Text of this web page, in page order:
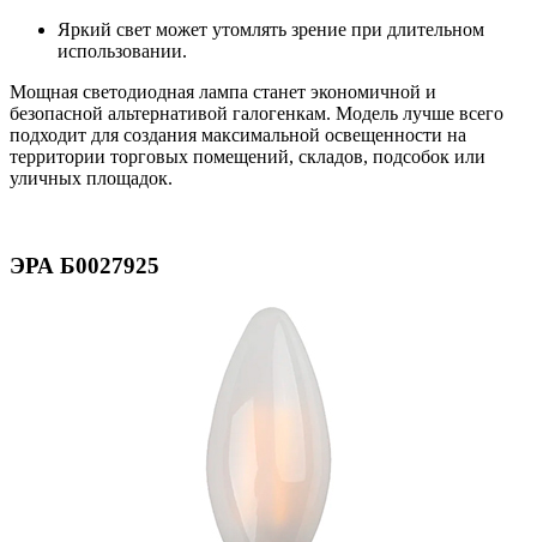
Яркий свет может утомлять зрение при длительном
использовании.
Мощная светодиодная лампа станет экономичной и
безопасной альтернативой галогенкам. Модель лучше всего
подходит для создания максимальной освещенности на
территории торговых помещений, складов, подсобок или
уличных площадок.
ЭРА Б0027925